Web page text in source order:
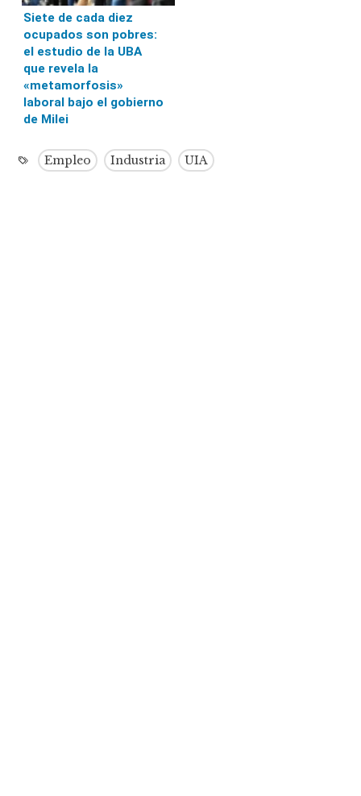
Siete de cada diez
ocupados son pobres:
el estudio de la UBA
que revela la
«metamorfosis»
laboral bajo el gobierno
de Milei
Empleo Industria UIA